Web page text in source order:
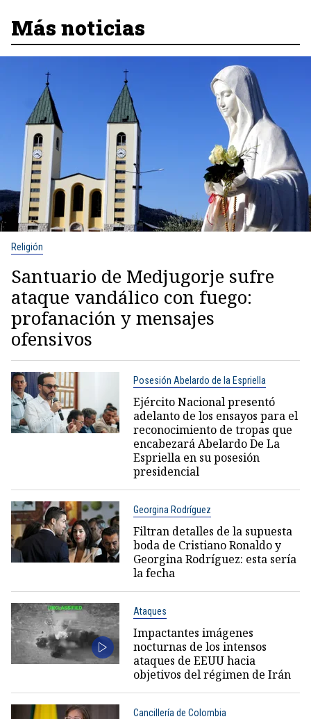
Más noticias
Religión
Santuario de Medjugorje sufre
ataque vandálico con fuego:
profanación y mensajes
ofensivos
Posesión Abelardo de la Espriella
Ejército Nacional presentó
adelanto de los ensayos para el
reconocimiento de tropas que
encabezará Abelardo De La
Espriella en su posesión
presidencial
Georgina Rodríguez
Filtran detalles de la supuesta
boda de Cristiano Ronaldo y
Georgina Rodríguez: esta sería
la fecha
Ataques
Impactantes imágenes
nocturnas de los intensos
ataques de EEUU hacia
objetivos del régimen de Irán
Cancillería de Colombia